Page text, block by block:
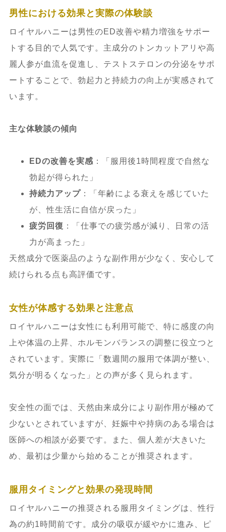
男性における効果と実際の体験談
ロイヤルハニーは男性のED改善や精力増強をサポー
トする目的で人気です。主成分のトンカットアリや高
麗人参が血流を促進し、テストステロンの分泌をサポ
ートすることで、勃起力と持続力の向上が実感されて
います。
主な体験談の傾向
EDの改善を実感 ：「服用後1時間程度で自然な
勃起が得られた」
持続力アップ：「年齢による衰えを感じていた
が、性生活に自信が戻った」
疲労回復 ：「仕事での疲労感が減り、日常の活
力が高まった」
天然成分で医薬品のような副作用が少なく、安心して
続けられる点も高評価です。
女性が体感する効果と注意点
ロイヤルハニーは女性にも利用可能で、特に感度の向
上や体温の上昇、ホルモンバランスの調整に役立つと
されています。実際に「数週間の服用で体調が整い、
気分が明るくなった」との声が多く見られます。
安全性の面では、天然由来成分により副作用が極めて
少ないとされていますが、妊娠中や持病のある場合は
医師への相談が必要です。また、個人差が大きいた
め、最初は少量から始めることが推奨されます。
服用タイミングと効果の発現時間
ロイヤルハニーの推奨される服用タイミングは、性行
為の約1時間前です。成分の吸収が緩やかに進み、ピ